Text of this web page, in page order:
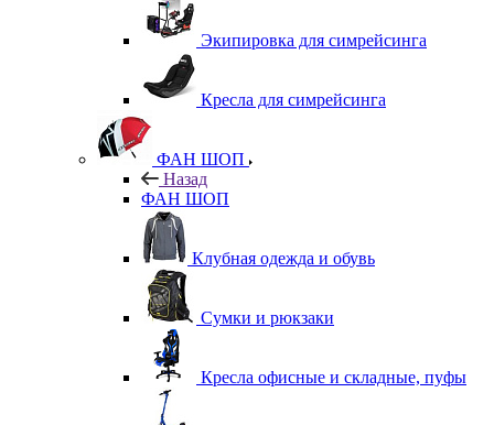
Экипировка для симрейсинга
Кресла для симрейсинга
ФАН ШОП
Назад
ФАН ШОП
Клубная одежда и обувь
Сумки и рюкзаки
Кресла офисные и складные, пуфы